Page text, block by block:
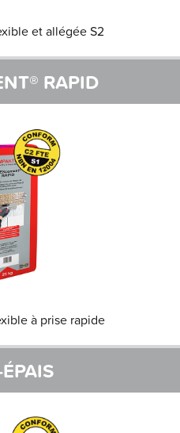
et allégée S2
RAPID
à prise rapide